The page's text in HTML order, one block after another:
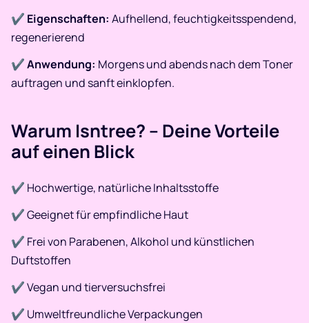
✔ Eigenschaften: Aufhellend, feuchtigkeitsspendend,
regenerierend
✔Anwendung: Morgens und abends nach dem Toner
auftragen und sanft einklopfen.​
Warum Isntree? – Deine Vorteile
auf einen Blick
✔ Hochwertige, natürliche Inhaltsstoffe
✔ Geeignet für empfindliche Haut
✔ Frei von Parabenen, Alkohol und künstlichen
Duftstoffen
✔ Vegan und tierversuchsfrei
✔ Umweltfreundliche Verpackungen​